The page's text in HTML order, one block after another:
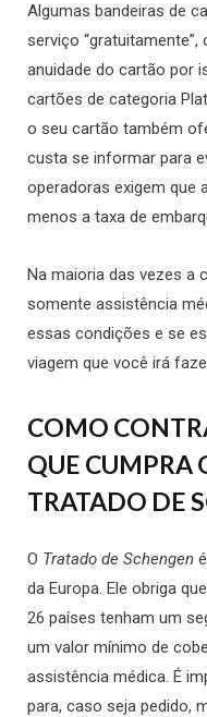
Algumas bandeiras de
serviço
anuidade do cartão por
cartões de categoria
o seu cartão também
custa se informar para
operadoras exigem que
menos a taxa de
Na maioria das vezes a
somente assistência
essas condições e se
viagem que você irá
COMO
QUE CUMPRA
TRATADO DE
O Tratado de Schengen
da Europa. Ele obriga
26 países tenham um
um valor mínimo de
assistência médica. É
para, caso seja pedido,